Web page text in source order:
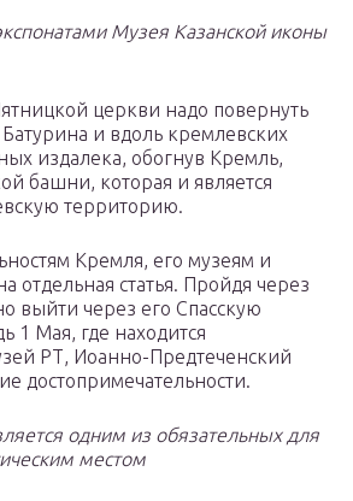
Музея Казанской иконы
церкви надо повернуть
и вдоль кремлевских
издалека, обогнув Кремль,
башни, которая и является
территорию.
Кремля, его музеям и
отдельная статья. Пройдя через
выйти через его Спасскую
Мая, где находится
РТ, Иоанно-Предтеченский
достопримечательности.
одним из обязательных для
местом